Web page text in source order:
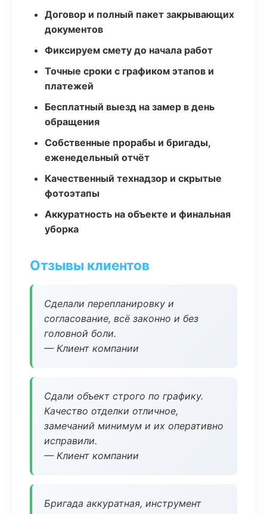
Договор и полный пакет закрывающих
документов
Фиксируем смету до начала работ
Точные сроки с графиком этапов и
платежей
Бесплатный выезд на замер в день
обращения
Собственные прорабы и бригады,
еженедельный отчёт
Качественный технадзор и скрытые
фотоэтапы
Аккуратность на объекте и финальная
уборка
Отзывы клиентов
Сделали перепланировку и
согласование, всё законно и без
головной боли.
— Клиент компании
Сдали объект строго по графику.
Качество отделки отличное,
замечаний минимум и их оперативно
исправили.
— Клиент компании
Бригада аккуратная, инструмент